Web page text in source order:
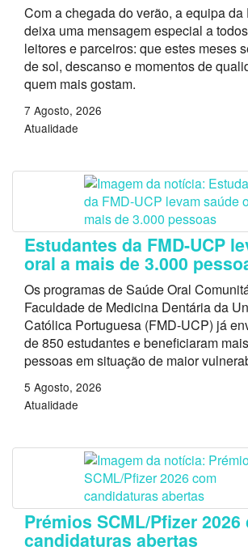
Com a chegada do verão, a equipa
deixa uma mensagem especial a
leitores e parceiros: que estes meses
de sol, descanso e momentos de
quem mais gostam.
7 Agosto, 2026
Atualidade
Estudantes da FMD-UCP
oral a mais de 3.000
Os programas de Saúde Oral
Faculdade de Medicina Dentária da
Católica Portuguesa (FMD-UCP) já
de 850 estudantes e beneficiaram
pessoas em situação de maior
5 Agosto, 2026
Atualidade
Prémios SCML/Pfizer 2026
candidaturas abertas